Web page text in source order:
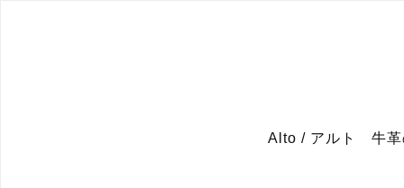
Alto / アルト 牛革